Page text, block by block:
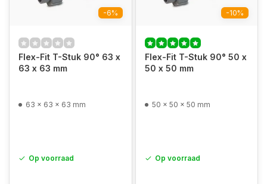
-6%
Flex-Fit T-Stuk 90° 63 x
63 x 63 mm
63 x 63 x 63 mm
Op voorraad
-10%
Flex-Fit T-Stuk 90° 50 x
50 x 50 mm
50 x 50 x 50 mm
Op voorraad